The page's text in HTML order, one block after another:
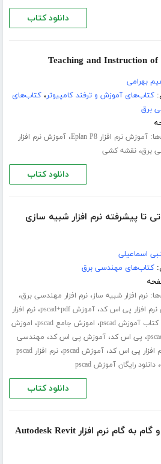
دانلود کتاب
بهرامی
کتاب‌های آموزش و ترفند کامپیوتر،کتاب‌های
برق
آموزش نرم افزار Eplan P8 ،آموزش نرم افزار
برق،نقشه کشی
دانلود کتاب
تا پیشرفته نرم افزار شبیه سازی
اسماعیلی
کتاب‌های مهندسی برق
نرم افزار شبیه ساز،نرم افزار مهندسی برق،
افزار پی اس کد،آموزش pscad+pdf ،نرم افزار
کتاب آموزش pscad ، اموزش جامع pscad ، اموزش
، پی اس کد،آموزش پی اس کد، مهندسی
افزار پی اس کد،آموزش pscad ،
نرم افزار pscad
،دانلود رایگان آموزش pscad
دانلود کتاب
دانلود کتاب آموزش جامع و گام به گام نرم افزار Autodesk Revit